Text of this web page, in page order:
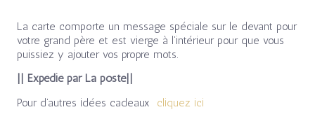
La carte comporte un message spéciale sur le devant pour
votre grand père et est vierge à l’intérieur pour que vous
puissiez y ajouter vos propre mots.
|| Expédié par La poste||
Pour d’autres idées cadeaux cliquez ici